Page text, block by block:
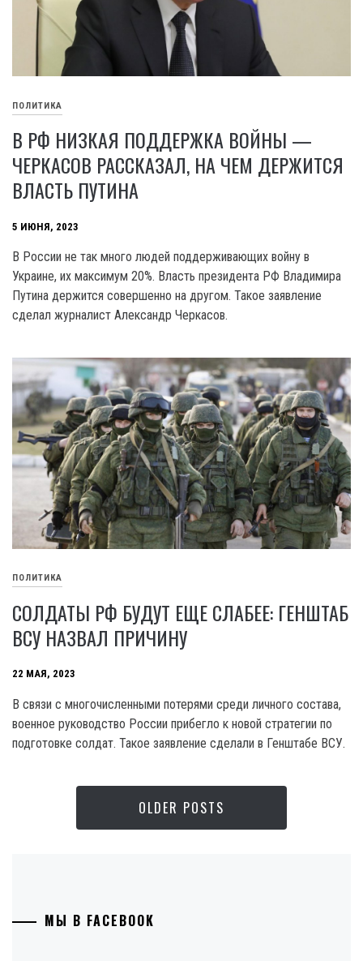
ПОЛИТИКА
В РФ НИЗКАЯ ПОДДЕРЖКА ВОЙНЫ —
ЧЕРКАСОВ РАССКАЗАЛ, НА ЧЕМ ДЕРЖИТСЯ
ВЛАСТЬ ПУТИНА
5 ИЮНЯ, 2023
В России не так много людей поддерживающих войну в
Украине, их максимум 20%. Власть президента РФ Владимира
Путина держится совершенно на другом. Такое заявление
сделал журналист Александр Черкасов.
ПОЛИТИКА
СОЛДАТЫ РФ БУДУТ ЕЩЕ СЛАБЕЕ: ГЕНШТАБ
ВСУ НАЗВАЛ ПРИЧИНУ
22 МАЯ, 2023
В связи с многочисленными потерями среди личного состава,
военное руководство России прибегло к новой стратегии по
подготовке солдат. Такое заявление сделали в Генштабе ВСУ.
OLDER POSTS
МЫ В FACEBOOK